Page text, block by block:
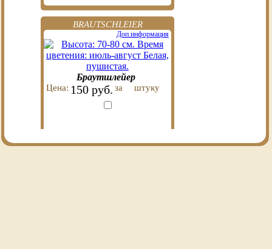
BRAUTSCHLEIER
Доп.информация
Браутшлейер
Цена: 150 руб. за штуку